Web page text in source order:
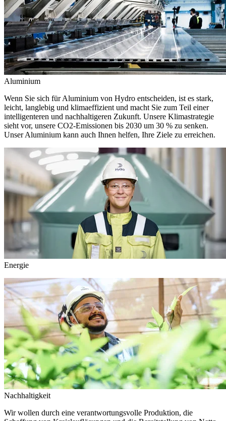
Aluminium
Wenn Sie sich für Aluminium von Hydro entscheiden, ist es stark,
leicht, langlebig und klimaeffizient und macht Sie zum Teil einer
intelligenteren und nachhaltigeren Zukunft. Unsere Klimastrategie
sieht vor, unsere CO2-Emissionen bis 2030 um 30 % zu senken.
Unser Aluminium kann auch Ihnen helfen, Ihre Ziele zu erreichen.
Energie
Nachhaltigkeit
Wir wollen durch eine verantwortungsvolle Produktion, die